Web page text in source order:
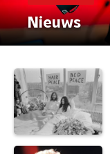
Nieuws